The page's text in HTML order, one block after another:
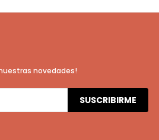
novedades!
SUSCRIBIRME